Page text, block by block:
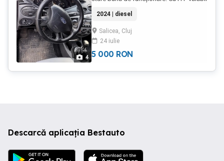
4
2024 | diesel
Salicea, Cluj
24 iulie
5 000 RON
Descarcă aplicația Bestauto